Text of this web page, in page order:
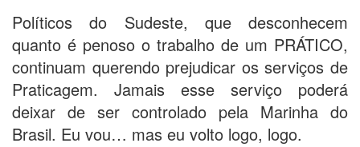
Políticos do Sudeste, que desconhecem
quanto é penoso o trabalho de um PRÁTICO,
continuam querendo prejudicar os serviços de
Praticagem. Jamais esse serviço poderá
deixar de ser controlado pela Marinha do
Brasil. Eu vou… mas eu volto logo, logo.